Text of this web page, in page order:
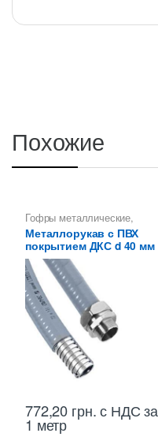
Похожие
Гофры металлические,
Металлорукава 40 мм,
Металлорукава для защиты
кабеля,Металлорукава
оцинкованные
Металлорукав с ПВХ
покрытием ДКС d 40 мм
772,20 грн.с НДС за
1 метр